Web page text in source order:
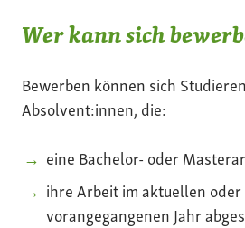
Wer kann sich
Bewerben können sich
Absolvent:innen, die:
eine Bachelor- oder
ihre Arbeit im aktuellen oder
vorangegangenen Jahr